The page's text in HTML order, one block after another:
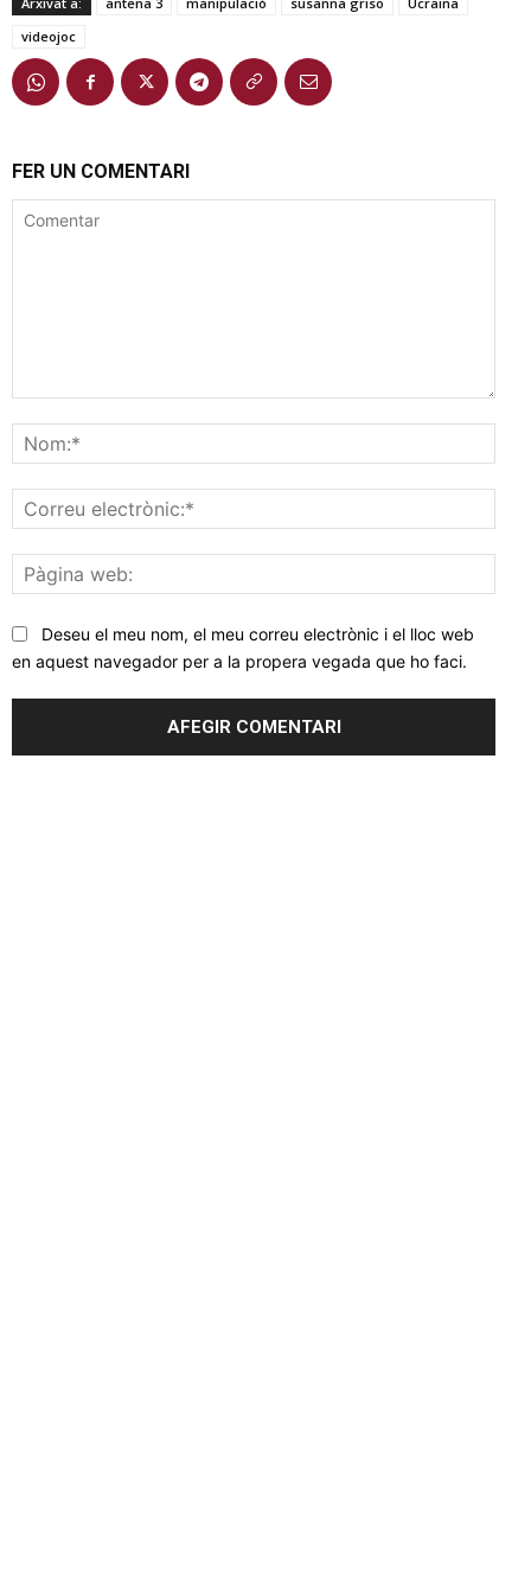
videojoc
FER UN COMENTARI
web:
Deseu el meu nom, el meu correu electrònic i el lloc web
en aquest navegador per a la propera vegada que ho faci.